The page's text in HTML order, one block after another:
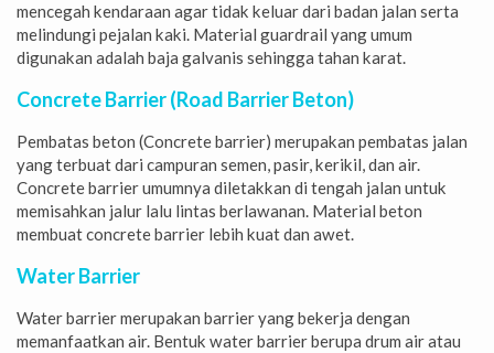
mencegah kendaraan agar tidak keluar dari badan jalan serta
melindungi pejalan kaki. Material guardrail yang umum
digunakan adalah baja galvanis sehingga tahan karat.
Concrete Barrier (Road Barrier Beton)
Pembatas beton (Concrete barrier) merupakan pembatas jalan
yang terbuat dari campuran semen, pasir, kerikil, dan air.
Concrete barrier umumnya diletakkan di tengah jalan untuk
memisahkan jalur lalu lintas berlawanan. Material beton
membuat concrete barrier lebih kuat dan awet.
Water Barrier
Water barrier merupakan barrier yang bekerja dengan
memanfaatkan air. Bentuk water barrier berupa drum air atau